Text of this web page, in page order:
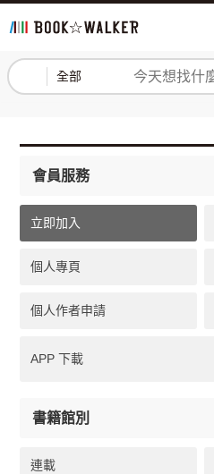
全部 登入 註冊
會員服務
立即加入
個人專頁
個人作者申請
APP 下載
書籍館別
連載